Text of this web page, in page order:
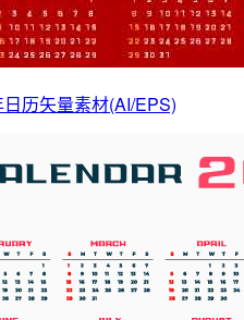
历矢量素材(AI/EPS)